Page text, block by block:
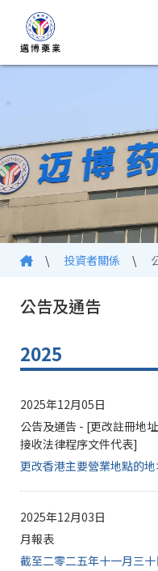
\ 投資者關係 \
公告及通告
2025
2025年12月05日
公告及通告 - [更改註冊地
接收法律程序文件代表]
更改香港主要營業地點的
2025年12月03日
月報表
截至二零二五年十一月三